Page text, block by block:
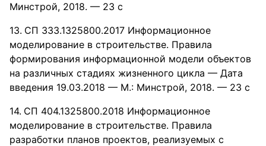
Минстрой, 2018. — 23 с
СП 333.1325800.2017 Информационное
моделирование в строительстве. Правила
формирования информационной модели объектов
на различных стадиях жизненного цикла — Дата
введения 19.03.2018 — М.: Минстрой, 2018. — 23 с
СП 404.1325800.2018 Информационное
моделирование в строительстве. Правила
разработки планов проектов, реализуемых с